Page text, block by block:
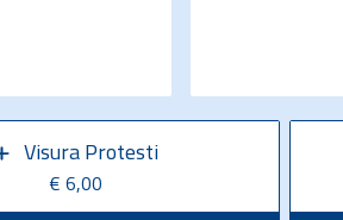
Visura Protesti
€ 6,00